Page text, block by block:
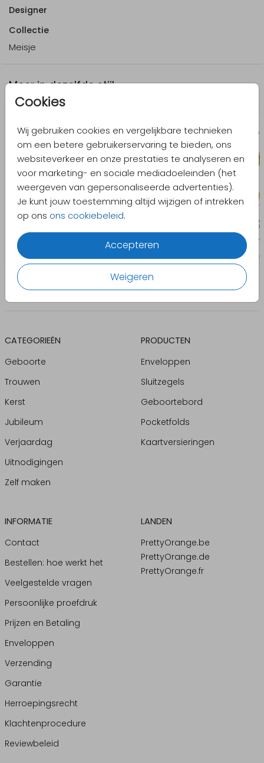
Cookies
Wij gebruiken cookies en vergelijkbare technieken
om een betere gebruikerservaring te bieden, ons
websiteverkeer en onze prestaties te analyseren en
voor marketing- en sociale mediadoeleinden (het
weergeven van gepersonaliseerde advertenties).
Je kunt jouw toestemming altijd wijzigen of intrekken
op ons ons cookiebeleid.
Accepteren
Weigeren
Designer
Collectie
Meisje
Meer in dezelfde stijl
CATEGORIEËN
Geboorte
Trouwen
Kerst
Jubileum
Verjaardag
Uitnodigingen
Zelf maken
PRODUCTEN
Enveloppen
Sluitzegels
Geboortebord
Pocketfolds
Kaartversieringen
INFORMATIE
Contact
Bestellen: hoe werkt het
Veelgestelde vragen
Persoonlijke proefdruk
Prijzen en Betaling
Enveloppen
Verzending
Garantie
Herroepingsrecht
Klachtenprocedure
Reviewbeleid
LANDEN
PrettyOrange.be
PrettyOrange.de
PrettyOrange.fr